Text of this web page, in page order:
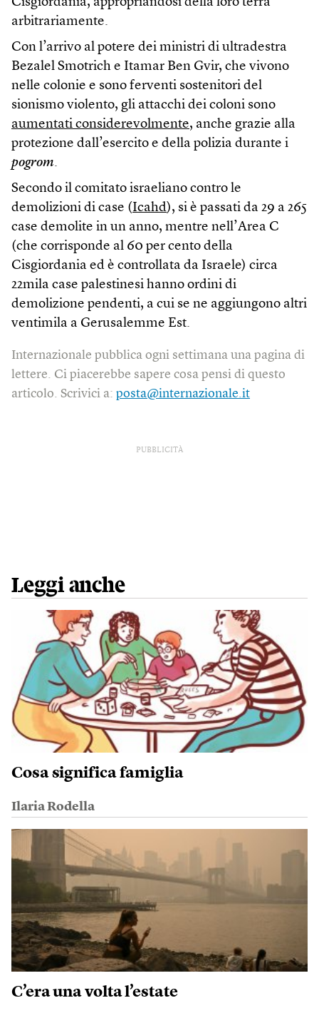
arbitrariamente.
Con l’arrivo al potere dei ministri di ultradestra
Bezalel Smotrich e Itamar Ben Gvir, che vivono
nelle colonie e sono ferventi sostenitori del
sionismo violento, gli attacchi dei coloni sono
aumentati considerevolmente, anche grazie alla
protezione dall’esercito e della polizia durante i
pogrom.
Secondo il comitato israeliano contro le
demolizioni di case (Icahd), si è passati da 29 a 265
case demolite in un anno, mentre nell’Area C
(che corrisponde al 60 per cento della
Cisgiordania ed è controllata da Israele) circa
22mila case palestinesi hanno ordini di
demolizione pendenti, a cui se ne aggiungono altri
ventimila a Gerusalemme Est.
Internazionale pubblica ogni settimana una pagina di
lettere. Ci piacerebbe sapere cosa pensi di questo
articolo. Scrivici a: posta@internazionale.it
PUBBLICITÀ
Leggi anche
Cosa significa famiglia
Ilaria Rodella
C’era una volta l’estate